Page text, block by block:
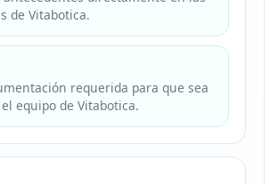
de Vitabotica.
requerida para que sea
equipo de Vitabotica.